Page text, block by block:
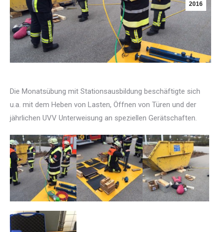
2016
Die Monatsübung mit Stationsausbildung beschäftigte sich
u.a. mit dem Heben von Lasten, Öffnen von Türen und der
jährlichen UVV Unterweisung an speziellen Gerätschaften.